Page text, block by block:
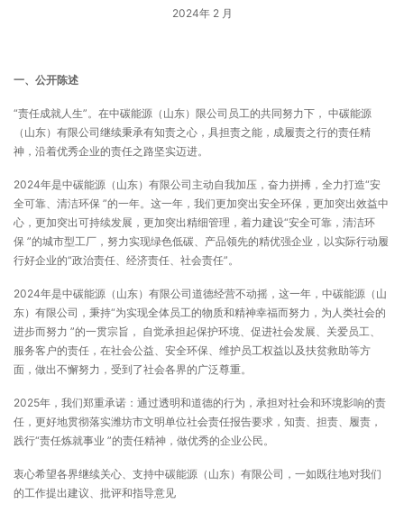
2024年 2 月
一、公开陈述
“责任成就人生”。在中碳能源（山东）限公司员工的共同努力下， 中碳能源
（山东）有限公司继续秉承有知责之心，具担责之能，成履责之行的责任精
神，沿着优秀企业的责任之路坚实迈进。
2024年是中碳能源（山东）有限公司主动自我加压，奋力拼搏，全力打造“安
全可靠、清洁环保 ”的一年。这一年，我们更加突出安全环保，更加突出效益中
心，更加突出可持续发展，更加突出精细管理，着力建设“安全可靠，清洁环
保 ”的城市型工厂，努力实现绿色低碳、产品领先的精优强企业，以实际行动履
行好企业的“政治责任、经济责任、社会责任”。
2024年是中碳能源（山东）有限公司道德经营不动摇，这一年，中碳能源（山
东）有限公司，秉持“为实现全体员工的物质和精神幸福而努力，为人类社会的
进步而努力 ”的一贯宗旨， 自觉承担起保护环境、促进社会发展、关爱员工、
服务客户的责任，在社会公益、安全环保、维护员工权益以及扶贫救助等方
面，做出不懈努力，受到了社会各界的广泛尊重。
2025年，我们郑重承诺：通过透明和道德的行为，承担对社会和环境影响的责
任，更好地贯彻落实潍坊市文明单位社会责任报告要求，知责、担责、履责，
践行“责任炼就事业 ”的责任精神，做优秀的企业公民。
衷心希望各界继续关心、支持中碳能源（山东）有限公司，一如既往地对我们
的工作提出建议、批评和指导意见